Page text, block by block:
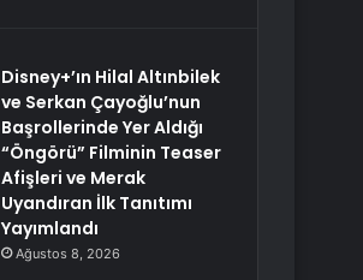
Disney+’ın Hilal Altınbilek
ve Serkan Çayoğlu’nun
Başrollerinde Yer Aldığı
“Öngörü” Filminin Teaser
Afişleri ve Merak
Uyandıran İlk Tanıtımı
Yayımlandı
Ağustos 8, 2026